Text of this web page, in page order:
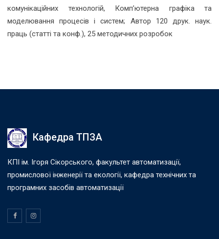
комунiкацiйних технологiй, Комп’ютерна графіка та
моделювання процесiв i систем; Автор 120 друк. наук.
праць (статті та конф.), 25 методичних розробок
Кафедра ТПЗА
КПІ ім. Ігоря Сікорського, факультет автоматизації,
промислової інженерії та екології, кафедра технічних та
програмних засобів автоматизації